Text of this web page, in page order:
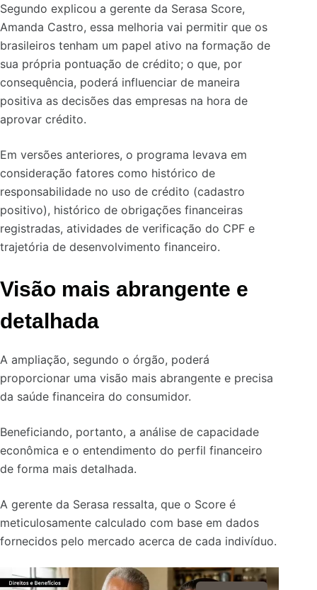
Segundo explicou a gerente da Serasa Score,
Amanda Castro, essa melhoria vai permitir que os
brasileiros tenham um papel ativo na formação de
sua própria pontuação de crédito; o que, por
consequência, poderá influenciar de maneira
positiva as decisões das empresas na hora de
aprovar crédito.
Em versões anteriores, o programa levava em
consideração fatores como histórico de
responsabilidade no uso de crédito (cadastro
positivo), histórico de obrigações financeiras
registradas, atividades de verificação do CPF e
trajetória de desenvolvimento financeiro.
Visão mais abrangente e
detalhada
A ampliação, segundo o órgão, poderá
proporcionar uma visão mais abrangente e precisa
da saúde financeira do consumidor.
Beneficiando, portanto, a análise de capacidade
econômica e o entendimento do perfil financeiro
de forma mais detalhada.
A gerente da Serasa ressalta, que o Score é
meticulosamente calculado com base em dados
fornecidos pelo mercado acerca de cada indivíduo.